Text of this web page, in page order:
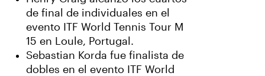
de final de individuales en el
evento ITF World Tennis Tour M
15 en Loule, Portugal.
Sebastian Korda fue finalista de
dobles en el evento ITF World